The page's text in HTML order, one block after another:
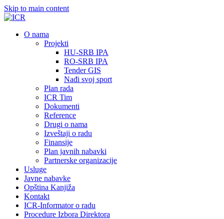
Skip to main content
О nama
Projekti
HU-SRB IPA
RO-SRB IPA
Tender GIS
Nađi svoj sport
Plan rada
ICR Tim
Dokumenti
Reference
Drugi o nama
Izveštaji o radu
Finansije
Plan javnih nabavki
Partnerske organizacije
Usluge
Javne nabavke
Opština Kanjiža
Kontakt
ICR-Informator o radu
Procedure Izbora Direktora